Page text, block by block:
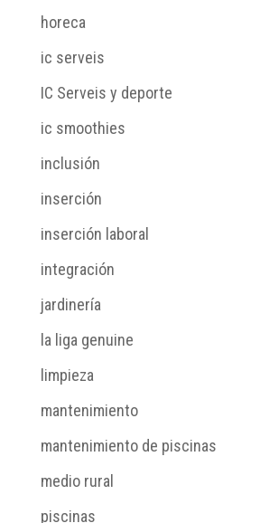
horeca
ic serveis
IC Serveis y deporte
ic smoothies
inclusión
inserción
inserción laboral
integración
jardinería
la liga genuine
limpieza
mantenimiento
mantenimiento de piscinas
medio rural
piscinas